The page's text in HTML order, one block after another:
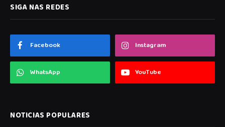
SIGA NAS REDES
Facebook Instagram
WhatsApp YouTube
NOTICIAS POPULARES